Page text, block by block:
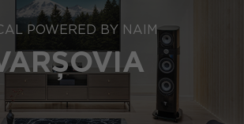
POWERED BY NAIM